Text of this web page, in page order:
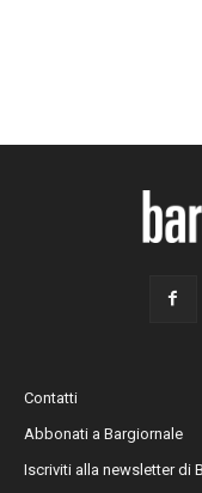
Contatti
Abbonati a Bargiornale
Iscriviti alla newsletter di